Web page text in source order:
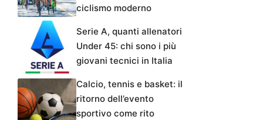
ciclismo moderno
Serie A, quanti allenatori
Under 45: chi sono i più
giovani tecnici in Italia
Calcio, tennis e basket: il
ritorno dell’evento
sportivo come rito